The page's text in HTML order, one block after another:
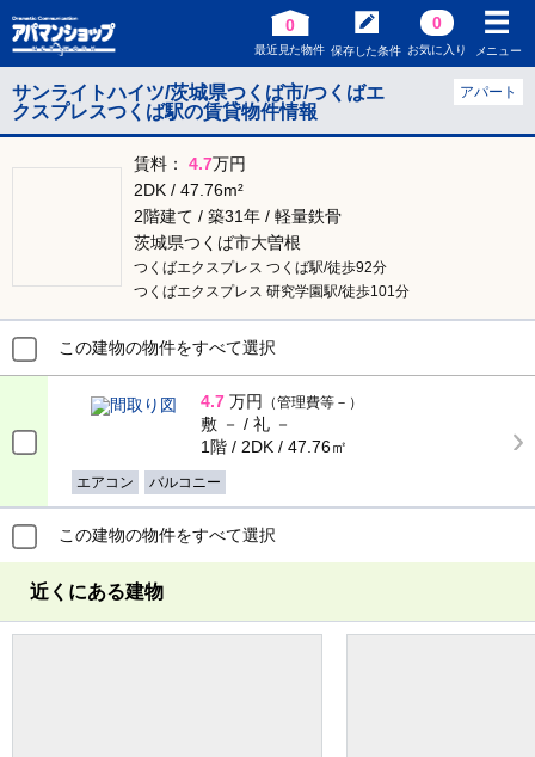
0
最近見た物件 保存した条件
0
お気に入り メニュー
サンライトハイツ/茨城県つくば市/つくばエ
クスプレスつくば駅の賃貸物件情報
アパート
賃料： 4.7万円
2DK / 47.76m²
2階建て / 築31年 / 軽量鉄骨
茨城県つくば市大曽根
つくばエクスプレス つくば駅/徒歩92分
つくばエクスプレス 研究学園駅/徒歩101分
この建物の物件をすべて選択
4.7 万円 （管理費等－）
敷 － / 礼 －
1階 / 2DK / 47.76㎡
エアコン バルコニー
この建物の物件をすべて選択
近くにある建物